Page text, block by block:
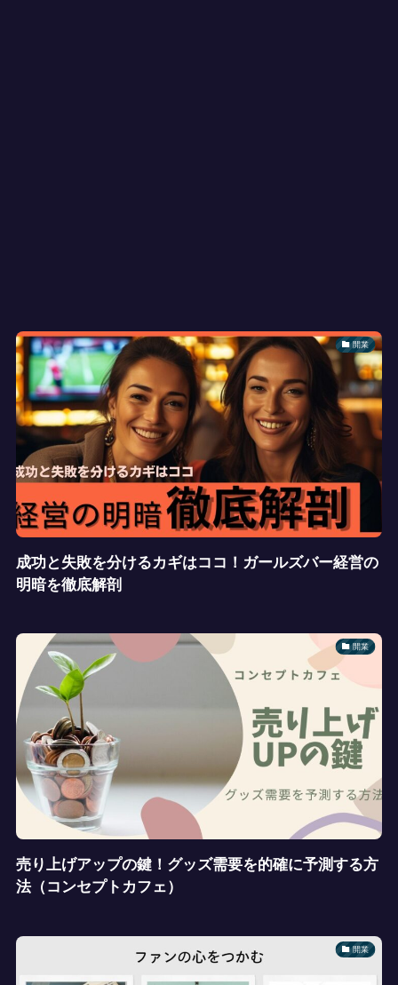
開業
成功と失敗を分けるカギはココ！ガールズバー経営の
明暗を徹底解剖
開業
売り上げアップの鍵！グッズ需要を的確に予測する方
法（コンセプトカフェ）
開業